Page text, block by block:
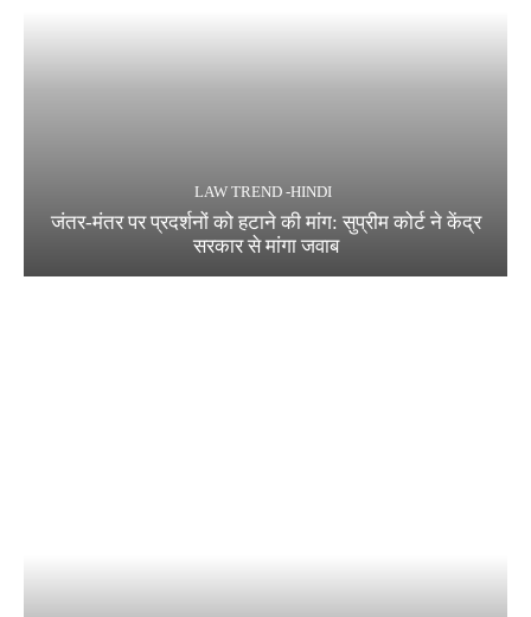
LAW TREND -HINDI
जंतर-मंतर पर प्रदर्शनों को हटाने की मांग: सुप्रीम कोर्ट ने केंद्र
सरकार से मांगा जवाब